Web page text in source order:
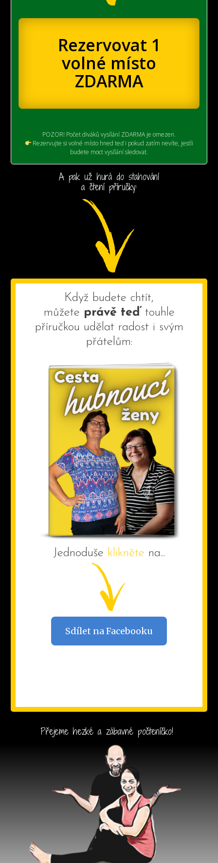
Rezervovat 1
volné místo
ZDARMA
POZOR! Počet diváků vysílání ZDARMA je omezen.
Rezervujte si volné místo hned teď i pokud zatím nevíte, jestli
budete moct vysílání sledovat.
A pak už hurá do stahování
a čtení příručky:
Když budete chtít,
můžete právě teď touhle
příručkou udělat radost i svým
přátelům:
Jednoduše klikněte na...
Sdílet na Facebooku
Přejeme hezké a zábavné počteníčko!